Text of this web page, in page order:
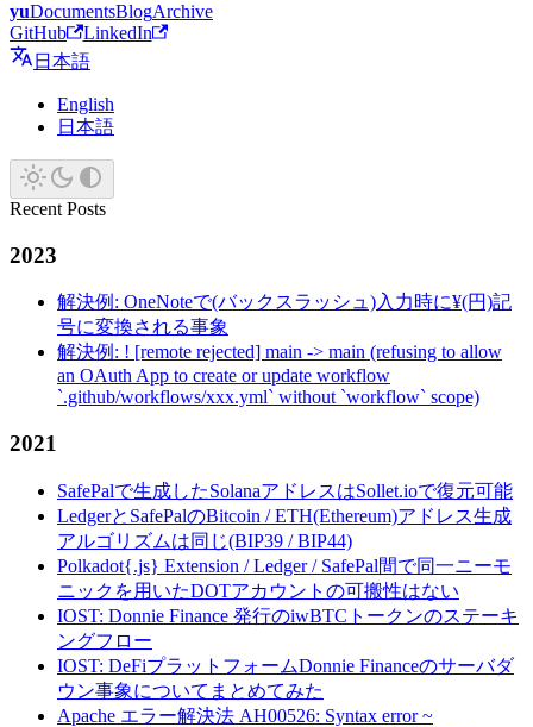
yuDocumentsBlogArchive
GitHub
LinkedIn
日本語
English
日本語
Recent Posts
2023
解決例: OneNoteで(バックスラッシュ)入力時に¥(円)記
号に変換される事象
解決例: ! [remote rejected] main -> main (refusing to allow
an OAuth App to create or update workflow
`.github/workflows/xxx.yml` without `workflow` scope)
2021
SafePalで生成したSolanaアドレスはSollet.ioで復元可能
LedgerとSafePalのBitcoin / ETH(Ethereum)アドレス生成
アルゴリズムは同じ(BIP39 / BIP44)
Polkadot{.js} Extension / Ledger / SafePal間で同一ニーモ
ニックを用いたDOTアカウントの可搬性はない
IOST: Donnie Finance 発行のiwBTCトークンのステーキ
ングフロー
IOST: DeFiプラットフォームDonnie Financeのサーバダ
ウン事象についてまとめてみた
Apache エラー解決法 AH00526: Syntax error ~